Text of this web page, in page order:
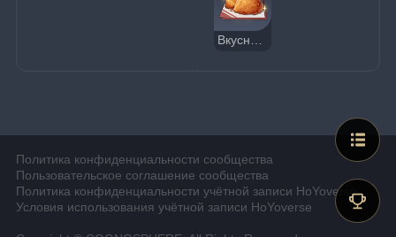
Вкусная курочка «Пальчики оближешь!»
Политика конфиденциальности сообщества
Пользовательское соглашение сообщества
Политика конфиденциальности учётной записи HoYoverse
Условия использования учётной записи HoYoverse